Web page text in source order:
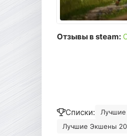
Отзывы в steam:
Списки: Лучшие
Лучшие Экшены